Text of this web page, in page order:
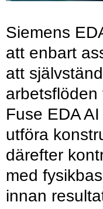
Siemens
att enbart
att
arbetsflöden
Fuse EDA
utföra
därefter
med
innan